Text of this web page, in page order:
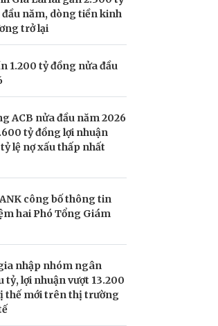
năm, dòng tiền kinh
trở lại
1.200 tỷ đồng nửa đầu
ACB nửa đầu năm 2026
tỷ đồng lợi nhuận
lệ nợ xấu thấp nhất
công bố thông tin
hai Phó Tổng Giám
nhập nhóm ngân
tỷ, lợi nhuận vượt 13.200
thế mới trên thị trường